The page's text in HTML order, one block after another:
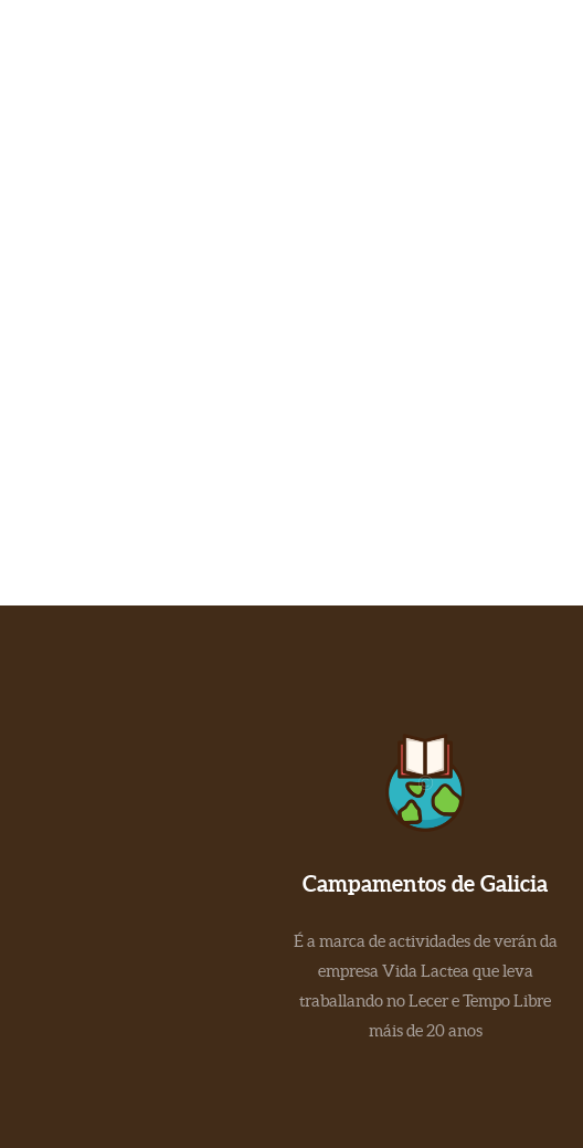
Campamentos de Galicia
É a marca de actividades de verán da
empresa Vida Lactea que leva
traballando no Lecer e Tempo Libre
máis de 20 anos